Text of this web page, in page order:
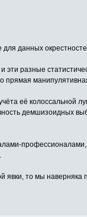
данных
эти разные
прямая
её колоссальной
демшизоидных
профессионалами,
явки, то мы